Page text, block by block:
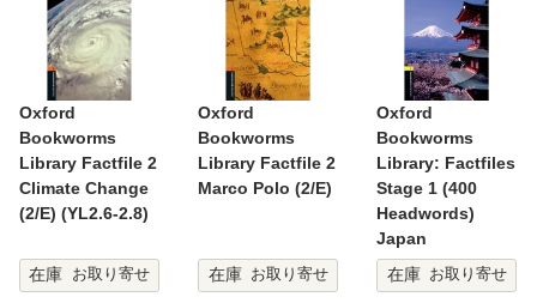
Oxford
Bookworms
Library Factfile 2
Climate Change
(2/E) (YL2.6-2.8)
在庫 お取り寄せ
Oxford
Bookworms
Library Factfile 2
Marco Polo (2/E)
在庫 お取り寄せ
Oxford
Bookworms
Library: Factfiles
Stage 1 (400
Headwords)
Japan
在庫
お取り寄せ